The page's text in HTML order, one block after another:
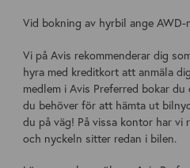
Vid bokning av hyrbil ange AWD-
Vi på Avis rekommenderar dig
hyra med kreditkort att anmäla
medlem i Avis Preferred bokar
du behöver för att hämta ut
du på väg! På vissa kontor har
och nyckeln sitter redan i bilen.